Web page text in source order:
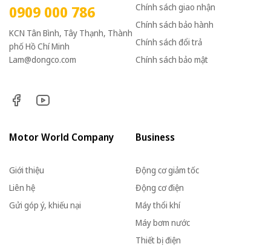
0909 000 786
KCN Tân Bình, Tây Thạnh, Thành
phố Hồ Chí Minh
Lam@dongco.com
Chính sách giao nhận
Chính sách bảo hành
Chính sách đổi trả
Chính sách bảo mật
Motor World Company
Giới thiệu
Liên hệ
Gửi góp ý, khiếu nại
Business
Động cơ giảm tốc
Động cơ điện
Máy thổi khí
Máy bơm nước
Thiết bị điện